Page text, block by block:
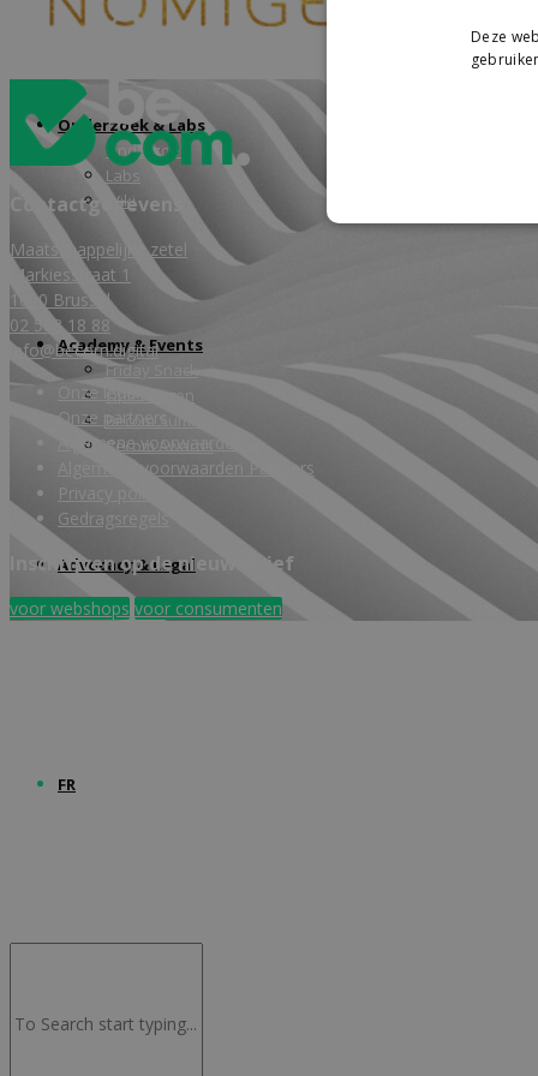
Onderzoek & Labs
Onderzoek
Labs
Wiki
Academy & Events
Friday Snack
Opleidingen
Becom Summit
Becom Awards
Advocacy & Legal
FR
Contactgegevens
Maatschappelijke zetel
Markiesstraat 1
1000 Brussel
02 588 18 88
info@becom.digital
Onze leden
Onze partners
Algemene voorwaarden
Algemene voorwaarden Partners
Privacy policy
Gedragsregels
Inschrijven op de nieuwsbrief
voor webshops voor consumenten
Deze